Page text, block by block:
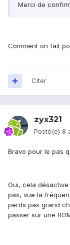
Merci de
Comment on fait
Citer
zyx321
Posté(e) 8
Bravo pour le pas
Oui, cela
pas, vue la
perds pas grand
passer sur une